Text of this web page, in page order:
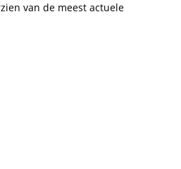
van de meest actuele